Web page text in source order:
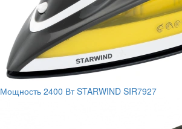
Мощность 2400 Вт STARWIND SIR7927